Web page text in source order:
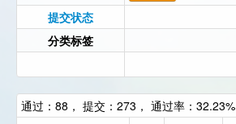
提交状态
分类标签
通过：88， 提交：273， 通过率：32.23%